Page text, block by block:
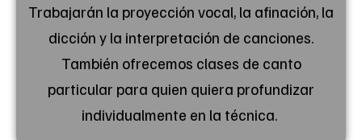
Trabajarán la proyección vocal, la afinación, la
dicción y la interpretación de canciones.
También ofrecemos clases de canto
particular para quien quiera profundizar
individualmente en la técnica.